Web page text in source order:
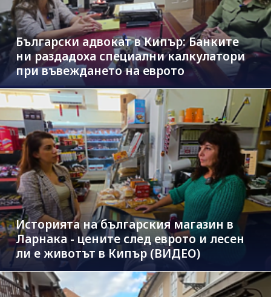
Български адвокат в Кипър: Банките
ни раздадоха специални калкулатори
при въвеждането на еврото
Историята на българския магазин в
Ларнака - цените след еврото и лесен
ли е животът в Кипър (ВИДЕО)